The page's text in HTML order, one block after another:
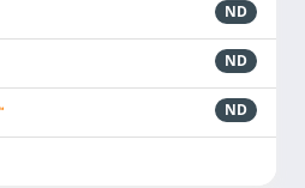
ND
ND
ND